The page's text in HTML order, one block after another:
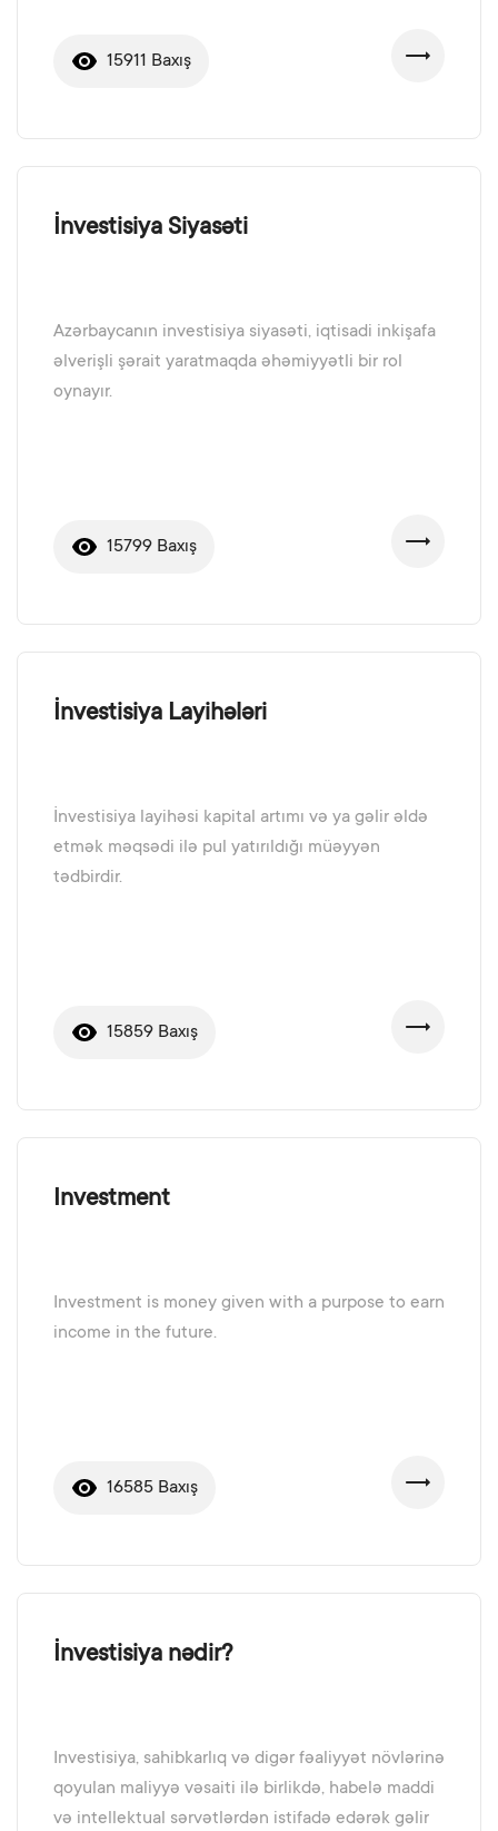
15911 Baxış
İnvestisiya Siyasəti
Azərbaycanın investisiya siyasəti, iqtisadi inkişafa
əlverişli şərait yaratmaqda əhəmiyyətli bir rol
oynayır.
15799 Baxış
İnvestisiya Layihələri
İnvestisiya layihəsi kapital artımı və ya gəlir əldə
etmək məqsədi ilə pul yatırıldığı müəyyən
tədbirdir.
15859 Baxış
Investment
Investment is money given with a purpose to earn
income in the future.
16585 Baxış
İnvestisiya nədir?
Investisiya, sahibkarlıq və digər fəaliyyət növlərinə
qoyulan maliyyə vəsaiti ilə birlikdə, habelə maddi
və intellektual sərvətlərdən istifadə edərək gəlir